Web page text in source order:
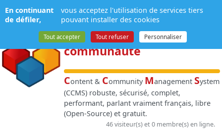
NPDS:Gestion de
contenuet de
communauté
Content & Community Management System
(CCMS) robuste, sécurisé, complet,
performant, parlant vraiment français, libre
(Open-Source) et gratuit.
46 visiteur(s) et 0 membre(s) en ligne.
Panneau de gestion des cookies
En continuant
de défiler,
vous acceptez l'utilisation de services tiers
pouvant installer des cookies
Tout accepter Tout refuser Personnaliser